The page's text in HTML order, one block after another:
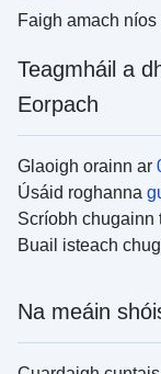
Faigh amach níos
Teagmháil a
Eorpach
Glaoigh orainn ar
Úsáid roghanna
Scríobh chugainn
Buail isteach
Na meáin